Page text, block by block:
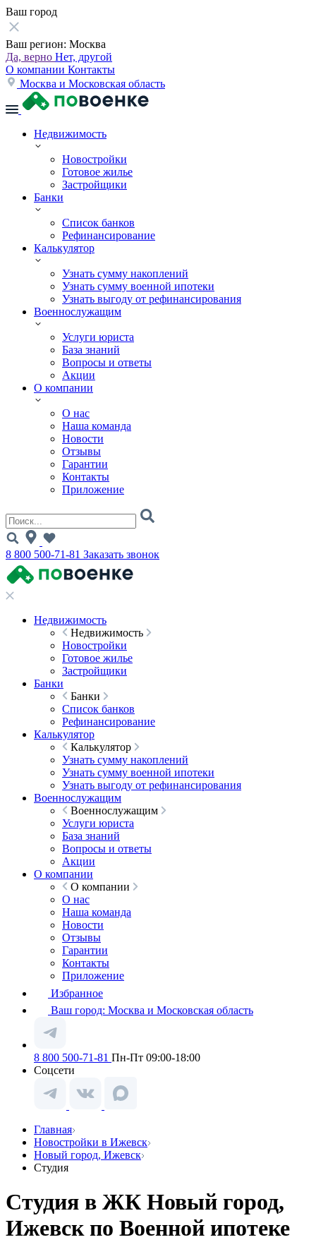
Ваш город
Ваш регион: Москва
Да, верно Нет, другой
О компании Контакты
Москва и Московская область
Недвижимость
Новостройки
Готовое жилье
Застройщики
Банки
Список банков
Рефинансирование
Калькулятор
Узнать сумму накоплений
Узнать сумму военной ипотеки
Узнать выгоду от рефинансирования
Военнослужащим
Услуги юриста
База знаний
Вопросы и ответы
Акции
О компании
О нас
Наша команда
Новости
Отзывы
Гарантии
Контакты
Приложение
8 800 500-71-81 Заказать звонок
Недвижимость
Недвижимость
Новостройки
Готовое жилье
Застройщики
Банки
Банки
Список банков
Рефинансирование
Калькулятор
Калькулятор
Узнать сумму накоплений
Узнать сумму военной ипотеки
Узнать выгоду от рефинансирования
Военнослужащим
Военнослужащим
Услуги юриста
База знаний
Вопросы и ответы
Акции
О компании
О компании
О нас
Наша команда
Новости
Отзывы
Гарантии
Контакты
Приложение
Избранное
Ваш город: Москва и Московская область
8 800 500-71-81 Пн-Пт 09:00-18:00
Соцсети
Главная
Новостройки в Ижевск
Новый город, Ижевск
Студия
Студия в ЖК Новый город,
Ижевск по Военной ипотеке